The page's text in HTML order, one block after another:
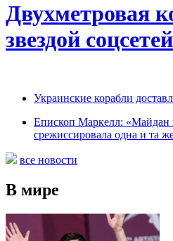
Двухметровая
звездой
Украинские корабли
Епископ Маркелл: «Майдан
срежиссировала одна и та
все новости
В мире